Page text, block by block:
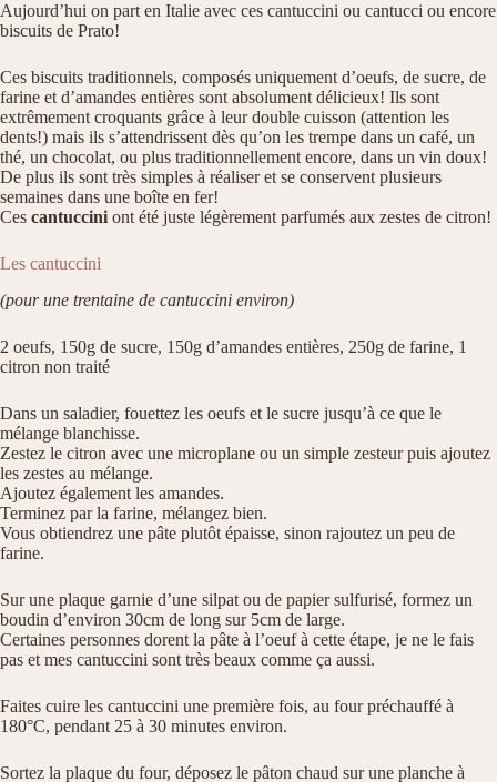
Aujourd’hui on part en Italie avec ces cantuccini ou cantucci ou encore
biscuits de Prato!
Ces biscuits traditionnels, composés uniquement d’oeufs, de sucre, de
farine et d’amandes entières sont absolument délicieux! Ils sont
extrêmement croquants grâce à leur double cuisson (attention les
dents!) mais ils s’attendrissent dès qu’on les trempe dans un café, un
thé, un chocolat, ou plus traditionnellement encore, dans un vin doux!
De plus ils sont très simples à réaliser et se conservent plusieurs
semaines dans une boîte en fer!
Ces cantuccini ont été juste légèrement parfumés aux zestes de citron!
Les cantuccini
(pour une trentaine de cantuccini environ)
2 oeufs, 150g de sucre, 150g d’amandes entières, 250g de farine, 1
citron non traité
Dans un saladier, fouettez les oeufs et le sucre jusqu’à ce que le
mélange blanchisse.
Zestez le citron avec une microplane ou un simple zesteur puis ajoutez
les zestes au mélange.
Ajoutez également les amandes.
Terminez par la farine, mélangez bien.
Vous obtiendrez une pâte plutôt épaisse, sinon rajoutez un peu de
farine.
Sur une plaque garnie d’une silpat ou de papier sulfurisé, formez un
boudin d’environ 30cm de long sur 5cm de large.
Certaines personnes dorent la pâte à l’oeuf à cette étape, je ne le fais
pas et mes cantuccini sont très beaux comme ça aussi.
Faites cuire les cantuccini une première fois, au four préchauffé à
180°C, pendant 25 à 30 minutes environ.
Sortez la plaque du four, déposez le pâton chaud sur une planche à